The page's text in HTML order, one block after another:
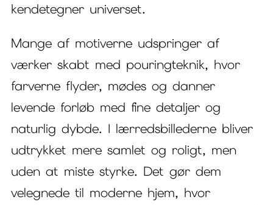
kendetegner universet.
Mange af motiverne udspringer af
værker skabt med pouringteknik, hvor
farverne flyder, mødes og danner
levende forløb med fine detaljer og
naturlig dybde. I lærredsbillederne bliver
udtrykket mere samlet og roligt, men
uden at miste styrke. Det gør dem
velegnede til moderne hjem, hvor